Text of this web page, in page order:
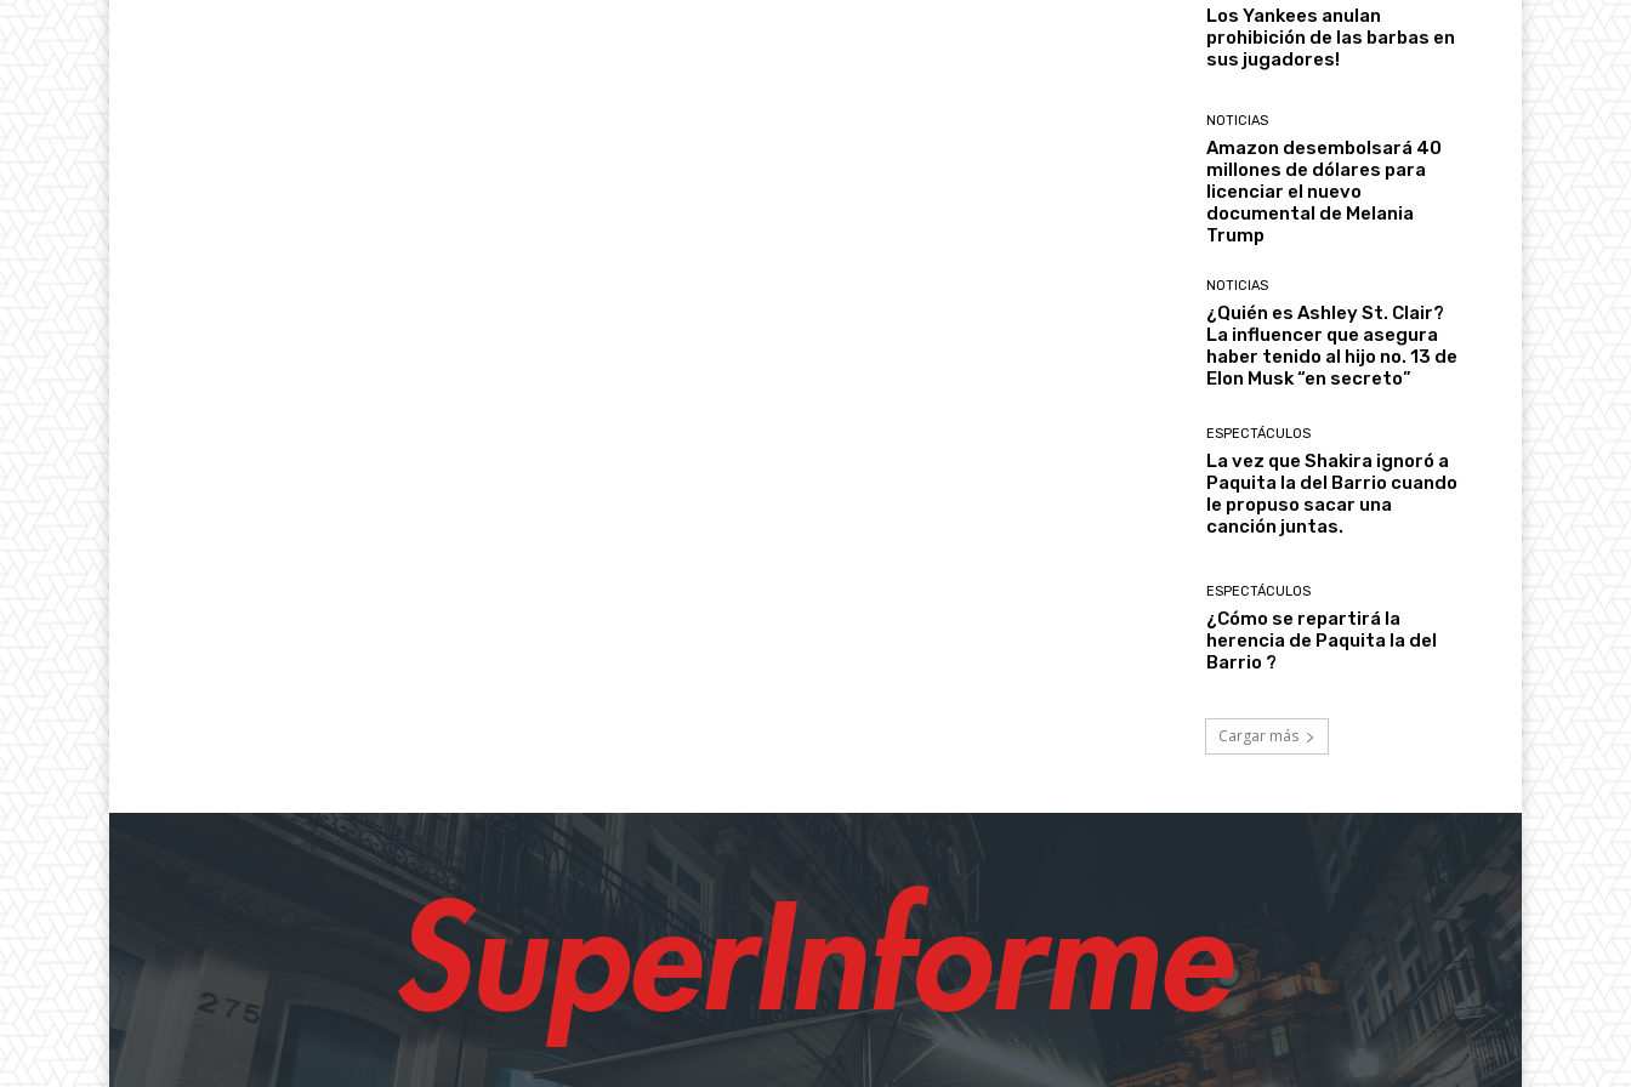
Los Yankees anulan
prohibición de las barbas en
sus jugadores!
NOTICIAS
Amazon desembolsará 40
millones de dólares para
licenciar el nuevo
documental de Melania
Trump
NOTICIAS
¿Quién es Ashley St. Clair?
La influencer que asegura
haber tenido al hijo no. 13 de
Elon Musk “en secreto”
ESPECTÁCULOS
La vez que Shakira ignoró a
Paquita la del Barrio cuando
le propuso sacar una
canción juntas.
ESPECTÁCULOS
¿Cómo se repartirá la
herencia de Paquita la del
Barrio ?
Cargar más